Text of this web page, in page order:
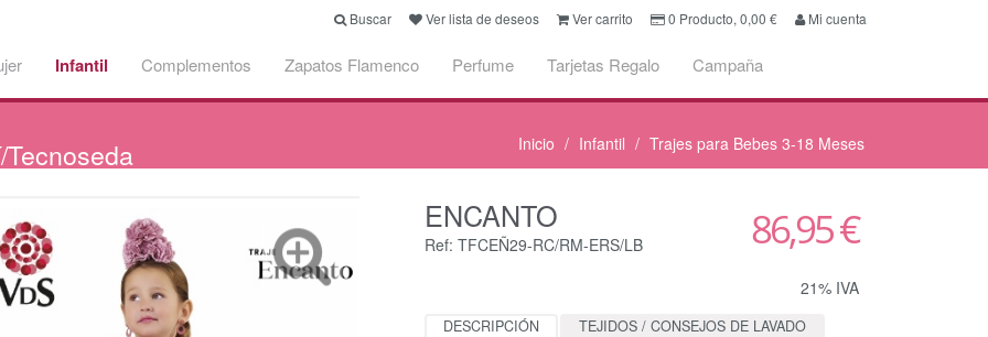
Buscar Ver lista de deseos Ver carrito 0 Producto, 0,00 € Mi cuenta
Infantil Complementos Zapatos Flamenco Perfume Tarjetas Regalo Campaña
Inicio Infantil Trajes para Bebes 3-18 Meses
ENCANTO
Ref: TFCEÑ29-RC/RM-ERS/LB 86,95 €
21% IVA
DESCRIPCIÓN
TEJIDOS / CONSEJOS DE LAVADO